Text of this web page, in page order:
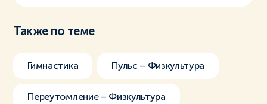
Также по теме
Гимнастика Пульс – Физкультура
Переутомление – Физкультура